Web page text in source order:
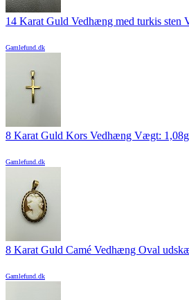
14 Karat Guld Vedhæng med turkis sten
Gamlefund.dk
8 Karat Guld Kors Vedhæng Vægt:
Gamlefund.dk
8 Karat Guld Camé Vedhæng Oval
Gamlefund.dk